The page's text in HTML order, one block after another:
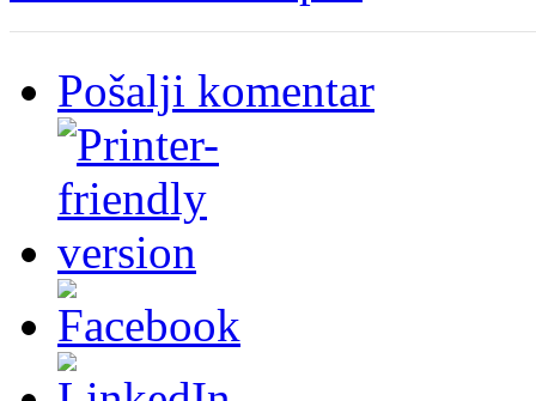
Pošalji komentar